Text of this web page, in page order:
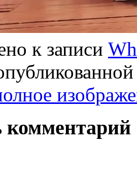
к записи
комментарий